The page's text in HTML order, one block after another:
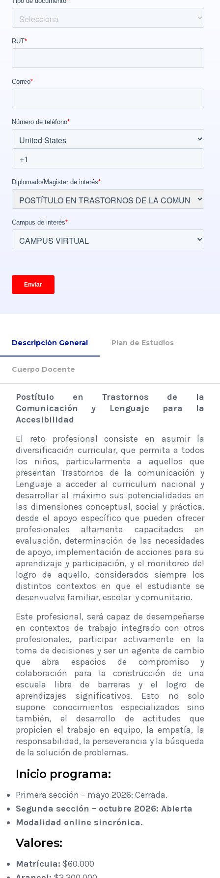
Descripción General Plan de Estudios
Cuerpo Docente
Postítulo en Trastornos de la
Comunicación y Lenguaje para la
Accesibilidad
El reto profesional consiste en asumir la
diversificación curricular, que permita a todos
los niños, particularmente a aquellos que
presentan Trastornos de la comunicación y
Lenguaje a acceder al curriculum nacional y
desarrollar al máximo sus potencialidades en
las dimensiones conceptual, social y práctica,
desde el apoyo específico que pueden ofrecer
profesionales altamente capacitados en
evaluación, determinación de las necesidades
de apoyo, implementación de acciones para su
aprendizaje y participación, y el monitoreo del
logro de aquello, considerados siempre los
distintos contextos en que el estudiante se
desenvuelve familiar, escolar y comunitario.
Este profesional, será capaz de desempeñarse
en contextos de trabajo integrado con otros
profesionales, participar activamente en la
toma de decisiones y ser un agente de cambio
que abra espacios de compromiso y
colaboración para la construcción de una
escuela libre de barreras y el logro de
aprendizajes significativos. Esto no solo
supone conocimientos especializados sino
también, el desarrollo de actitudes que
propicien el trabajo en equipo, la empatía, la
responsabilidad, la perseverancia y la búsqueda
de la solución de problemas.
Inicio programa:
Primera sección – mayo 2026: Cerrada.
Segunda sección – octubre 2026: Abierta
Modalidad online sincrónica.
Valores:
Matrícula: $60.000